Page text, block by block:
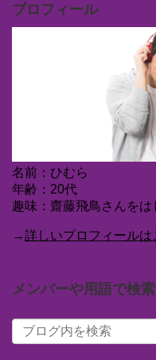
プロフィール
名前：ひむら
年齢：20代
趣味：齋藤飛鳥さんを
→詳しいプロフィールは
メンバーや用語で検